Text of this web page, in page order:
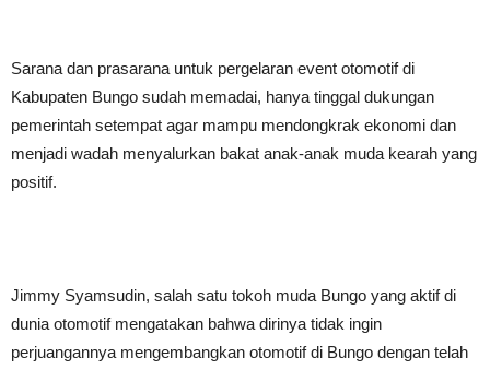
Sarana dan prasarana untuk pergelaran event otomotif di
Kabupaten Bungo sudah memadai, hanya tinggal dukungan
pemerintah setempat agar mampu mendongkrak ekonomi dan
menjadi wadah menyalurkan bakat anak-anak muda kearah yang
positif.
Jimmy Syamsudin, salah satu tokoh muda Bungo yang aktif di
dunia otomotif mengatakan bahwa dirinya tidak ingin
perjuangannya mengembangkan otomotif di Bungo dengan telah